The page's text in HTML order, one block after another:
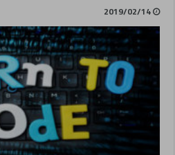
2019/02/14